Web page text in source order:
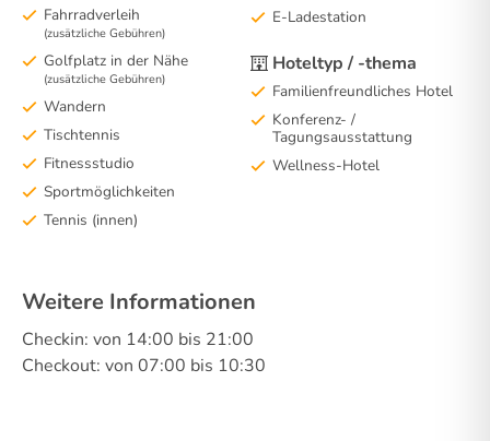
Fahrradverleih
(zusätzliche Gebühren)
Golfplatz in der Nähe
(zusätzliche Gebühren)
Wandern
Tischtennis
Fitnessstudio
Sportmöglichkeiten
Tennis (innen)
E-Ladestation
Hoteltyp / -thema
Familienfreundliches Hotel
Konferenz- /
Tagungsausstattung
Wellness-Hotel
Weitere Informationen
Checkin: von 14:00 bis 21:00
Checkout: von 07:00 bis 10:30